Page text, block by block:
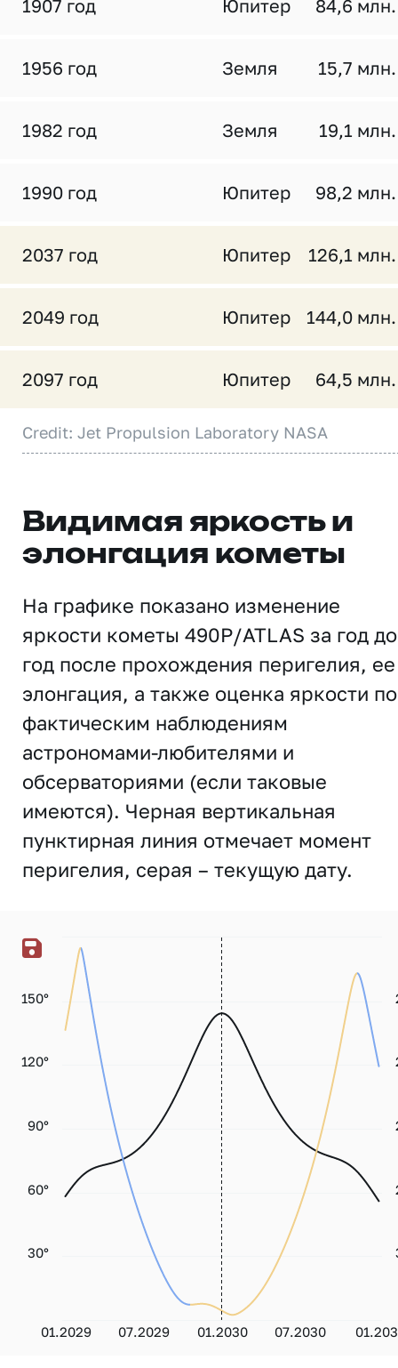
1907 год Юпитер 84,6
1956 год Земля 15,7
1982 год Земля 19,1
1990 год Юпитер 98,2
2037 год Юпитер 126,1
2049 год Юпитер 144,0
2097 год Юпитер 64,5
Credit: Jet Propulsion Laboratory NASA
Видимая яркость и
элонгация кометы
На графике показано изменение
яркости кометы 490P/ATLAS за год
год после прохождения перигелия, ее
элонгация, а также оценка яркости по
фактическим наблюдениям
астрономами-любителями и
обсерваториями (если таковые
имеются). Черная вертикальная
пунктирная линия отмечает момент
перигелия, серая – текущую дату.
01.2029 07.2029 01.2030 07.2030
30°
60°
90°
120°
150°